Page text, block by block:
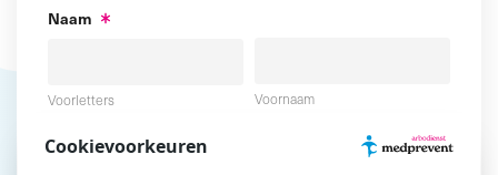
Naam
Voorletters Voornaam
Cookievoorkeuren